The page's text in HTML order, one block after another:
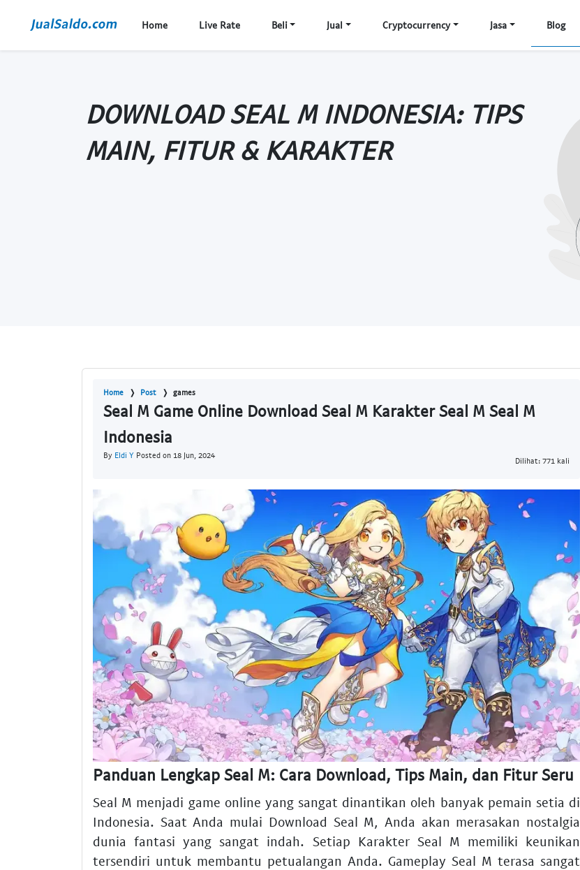
Home Live Rate Beli Jual Cryptocurrency Jasa Blog
DOWNLOAD SEAL M INDONESIA: TIPS
MAIN, FITUR & KARAKTER
Home Post games
Seal M Game Online Download Seal M Karakter Seal M Seal M
Indonesia
By Eldi Y Posted on 18 Jun, 2024
Dilihat: 771 kali
Panduan Lengkap Seal M: Cara Download, Tips Main, dan Fitur Seru
Seal M menjadi game online yang sangat dinantikan oleh banyak pemain setia di
Indonesia. Saat Anda mulai Download Seal M, Anda akan merasakan nostalgia
dunia fantasi yang sangat indah. Setiap Karakter Seal M memiliki keunikan
tersendiri untuk membantu petualangan Anda. Gameplay Seal M terasa sangat